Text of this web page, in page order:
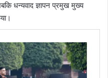
धन्यवाद ज्ञापन प्रमुख मुख्य